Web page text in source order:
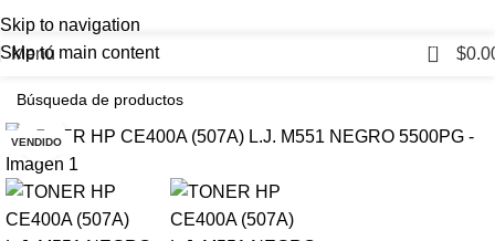
Skip to navigation
Skip to main content
Menú 0 $
VENDIDO Haga Click para agrandar